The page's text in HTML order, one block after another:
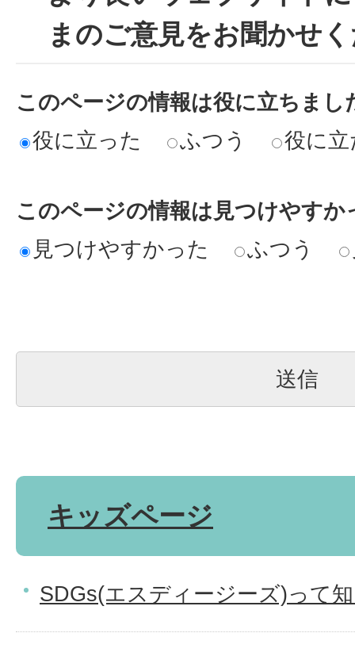
まのご意見をお聞かせ
このページの情報は役に立ちまし
役に立った
ふつう 役に
このページの情報は見つけやすか
見つけやすかった
ふつう
キッズページ
SDGs(エスディージーズ)って